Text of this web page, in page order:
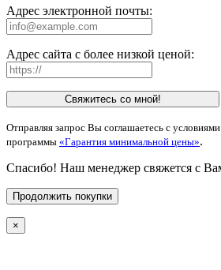
Адрес электронной почты:
Адрес сайта с более низкой ценой:
Свяжитесь со мной!
Отправляя запрос Вы соглашаетесь с условиями
программы «Гарантия минимальной цены».
Спасибо! Наш менеджер свяжется с
Продолжить покупки
×